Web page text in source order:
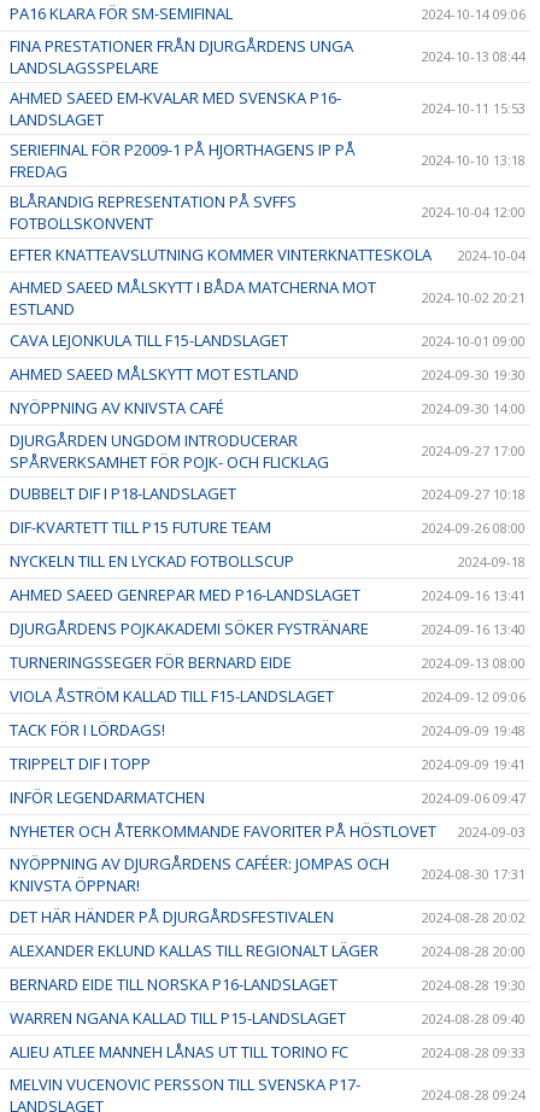
PA16 KLARA FÖR SM-SEMIFINAL 2024-10-14 09:06
FINA PRESTATIONER FRÅN DJURGÅRDENS UNGA
LANDSLAGSSPELARE
2024-10-13 08:44
AHMED SAEED EM-KVALAR MED SVENSKA P16-
LANDSLAGET
2024-10-11 15:53
SERIEFINAL FÖR P2009-1 PÅ HJORTHAGENS IP PÅ
FREDAG
2024-10-10 13:18
BLÅRANDIG REPRESENTATION PÅ SVFFS
FOTBOLLSKONVENT
2024-10-04 12:00
EFTER KNATTEAVSLUTNING KOMMER VINTERKNATTESKOLA 2024-10-04
AHMED SAEED MÅLSKYTT I BÅDA MATCHERNA MOT
ESTLAND
2024-10-02 20:21
CAVA LEJONKULA TILL F15-LANDSLAGET 2024-10-01 09:00
AHMED SAEED MÅLSKYTT MOT ESTLAND 2024-09-30 19:30
NYÖPPNING AV KNIVSTA CAFÉ 2024-09-30 14:00
DJURGÅRDEN UNGDOM INTRODUCERAR
SPÅRVERKSAMHET FÖR POJK- OCH FLICKLAG
2024-09-27 17:00
DUBBELT DIF I P18-LANDSLAGET 2024-09-27 10:18
DIF-KVARTETT TILL P15 FUTURE TEAM 2024-09-26 08:00
NYCKELN TILL EN LYCKAD FOTBOLLSCUP 2024-09-18
AHMED SAEED GENREPAR MED P16-LANDSLAGET 2024-09-16 13:41
DJURGÅRDENS POJKAKADEMI SÖKER FYSTRÄNARE 2024-09-16 13:40
TURNERINGSSEGER FÖR BERNARD EIDE 2024-09-13 08:00
VIOLA ÅSTRÖM KALLAD TILL F15-LANDSLAGET 2024-09-12 09:06
TACK FÖR I LÖRDAGS! 2024-09-09 19:48
TRIPPELT DIF I TOPP 2024-09-09 19:41
INFÖR LEGENDARMATCHEN 2024-09-06 09:47
NYHETER OCH ÅTERKOMMANDE FAVORITER PÅ HÖSTLOVET 2024-09-03
NYÖPPNING AV DJURGÅRDENS CAFÉER: JOMPAS OCH
KNIVSTA ÖPPNAR!
2024-08-30 17:31
DET HÄR HÄNDER PÅ DJURGÅRDSFESTIVALEN 2024-08-28 20:02
ALEXANDER EKLUND KALLAS TILL REGIONALT LÄGER 2024-08-28 20:00
BERNARD EIDE TILL NORSKA P16-LANDSLAGET 2024-08-28 19:30
WARREN NGANA KALLAD TILL P15-LANDSLAGET 2024-08-28 09:40
ALIEU ATLEE MANNEH LÅNAS UT TILL TORINO FC 2024-08-28 09:33
MELVIN VUCENOVIC PERSSON TILL SVENSKA P17-
LANDSLAGET
2024-08-28 09:24